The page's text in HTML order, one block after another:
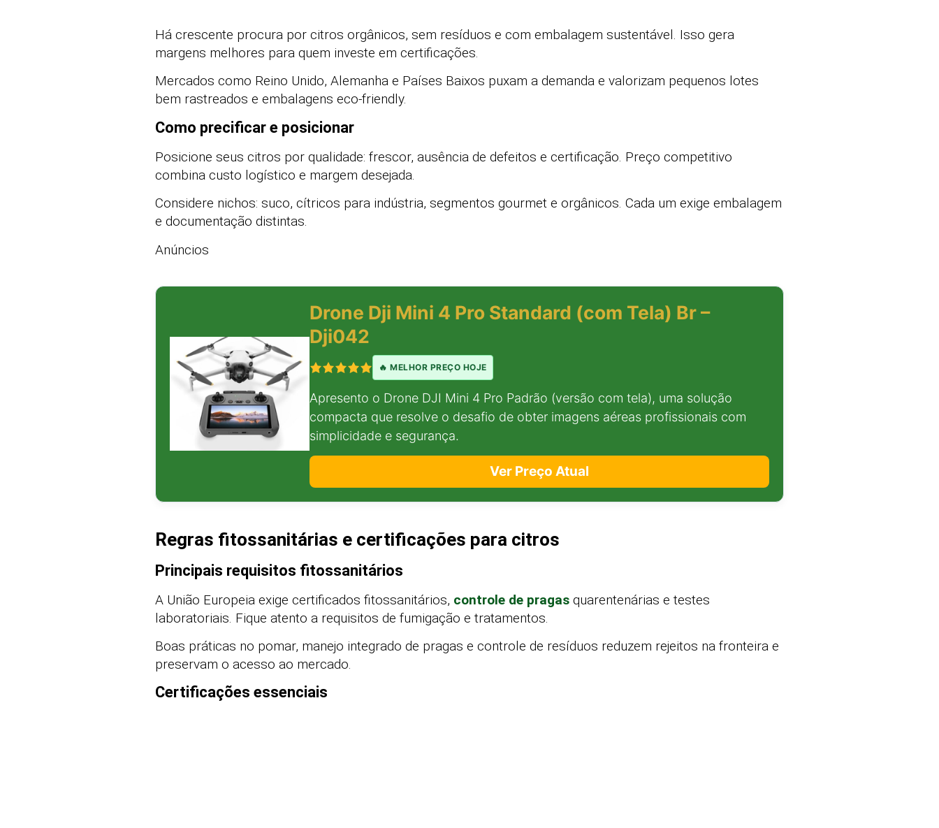
Há crescente procura por citros orgânicos, sem resíduos e com embalagem sustentável. Isso gera
margens melhores para quem investe em certificações.
Mercados como Reino Unido, Alemanha e Países Baixos puxam a demanda e valorizam pequenos lotes
bem rastreados e embalagens eco-friendly.
Como precificar e posicionar
Posicione seus citros por qualidade: frescor, ausência de defeitos e certificação. Preço competitivo
combina custo logístico e margem desejada.
Considere nichos: suco, cítricos para indústria, segmentos gourmet e orgânicos. Cada um exige embalagem
e documentação distintas.
Anúncios
Drone Dji Mini 4 Pro Standard (com Tela) Br –
Dji042
🔥 MELHOR PREÇO HOJE
Apresento o Drone DJI Mini 4 Pro Padrão (versão com tela), uma solução
compacta que resolve o desafio de obter imagens aéreas profissionais com
simplicidade e segurança.
Ver Preço Atual
Regras fitossanitárias e certificações para citros
Principais requisitos fitossanitários
A União Europeia exige certificados fitossanitários, controle de pragas quarentenárias e testes
laboratoriais. Fique atento a requisitos de fumigação e tratamentos.
Boas práticas no pomar, manejo integrado de pragas e controle de resíduos reduzem rejeitos na fronteira e
preservam o acesso ao mercado.
Certificações essenciais